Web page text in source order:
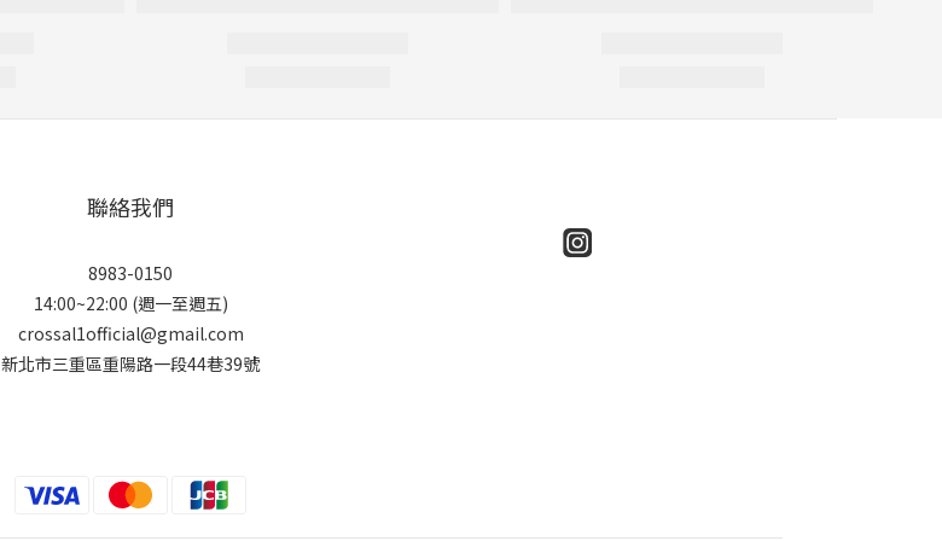
聯絡我們
8983-0150
14:00~22:00 (週一至週五)
crossal1official@gmail.com
新北市三重區重陽路一段44巷39號